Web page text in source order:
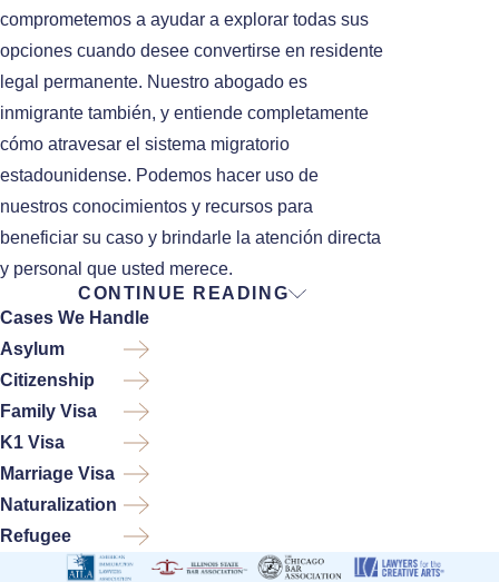
comprometemos a ayudar a explorar todas sus
opciones cuando desee convertirse en residente
legal permanente. Nuestro abogado es
inmigrante también, y entiende completamente
cómo atravesar el sistema migratorio
estadounidense. Podemos hacer uso de
nuestros conocimientos y recursos para
beneficiar su caso y brindarle la atención directa
y personal que usted merece.
¿Qué es una “Green
Card”?
“Green Card” es un término común que se utiliza
para la Tarjeta de Residencia Permanente de
los Estados Unidos, que es emitida para
inmigrantes como evidencia del estatus de
residente legal permanente de dicho país. Los
residentes legales permanentes, generalmente
CONTINUE READING
Cases We Handle
Asylum
Citizenship
Family Visa
K1 Visa
Marriage Visa
Naturalization
Refugee